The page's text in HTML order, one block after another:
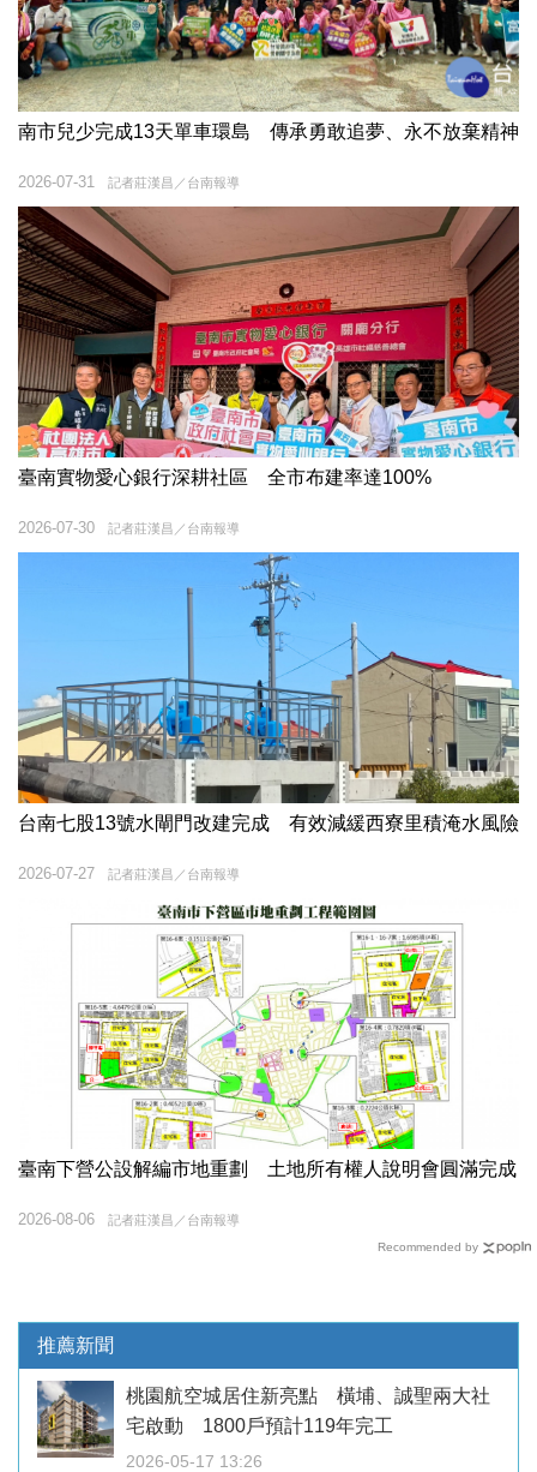
南市兒少完成13天單車環島 傳承勇敢追夢、永不放棄精神
記者莊漢昌／台南報導
2026-07-31
臺南實物愛心銀行深耕社區 全市布建率達100%
記者莊漢昌／台南報導
2026-07-30
台南七股13號水閘門改建完成 有效減緩西寮里積淹水風險
記者莊漢昌／台南報導
2026-07-27
臺南下營公設解編市地重劃 土地所有權人說明會圓滿完成
記者莊漢昌／台南報導
2026-08-06
Recommended by
推薦新聞
桃園航空城居住新亮點 橫埔、誠聖兩大社
宅啟動 1800戶預計119年完工
2026-05-17 13:26